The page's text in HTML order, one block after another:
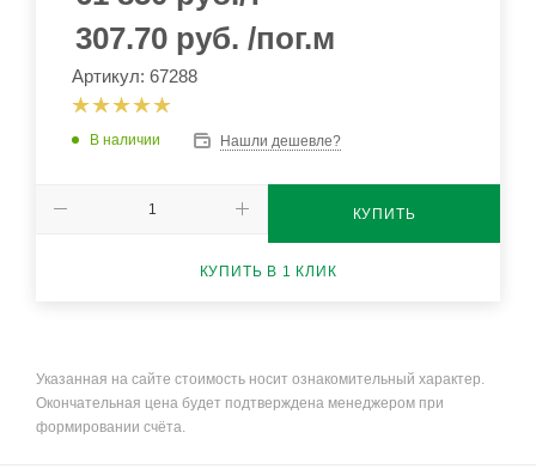
307.70 руб. /пог.м
Артикул: 67288
В наличии Нашли дешевле?
КУПИТЬ
КУПИТЬ В 1 КЛИК
Указанная на сайте стоимость носит ознакомительный характер.
Окончательная цена будет подтверждена менеджером при
формировании счёта.